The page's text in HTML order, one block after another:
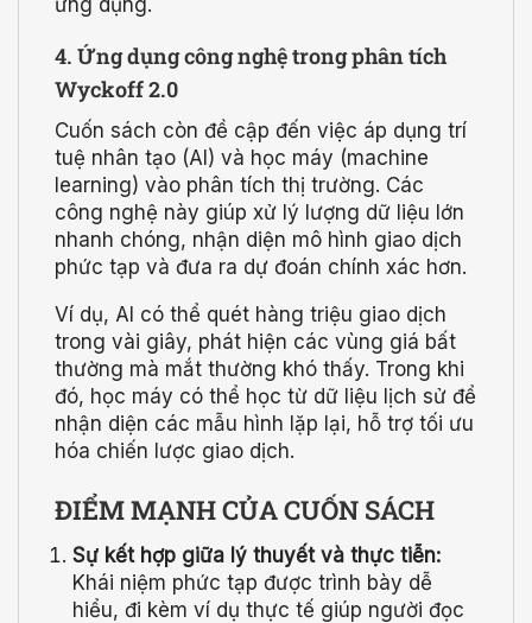
4. Ứng dụng công nghệ trong phân tích
Wyckoff 2.0
Cuốn sách còn đề cập đến việc áp dụng trí
tuệ nhân tạo (AI) và học máy (machine
learning) vào phân tích thị trường. Các
công nghệ này giúp xử lý lượng dữ liệu lớn
nhanh chóng, nhận diện mô hình giao dịch
phức tạp và đưa ra dự đoán chính xác hơn.
Ví dụ, AI có thể quét hàng triệu giao dịch
trong vài giây, phát hiện các vùng giá bất
thường mà mắt thường khó thấy. Trong khi
đó, học máy có thể học từ dữ liệu lịch sử để
nhận diện các mẫu hình lặp lại, hỗ trợ tối ưu
hóa chiến lược giao dịch.
ĐIỂM MẠNH CỦA CUỐN SÁCH
Sự kết hợp giữa lý thuyết và thực tiễn:
Khái niệm phức tạp được trình bày dễ
hiểu, đi kèm ví dụ thực tế giúp người đọc